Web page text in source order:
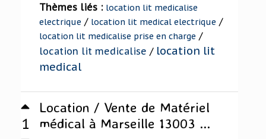
Thèmes liés : location lit medicalise
electrique / location lit medical electrique /
location lit medicalise prise en charge /
location lit medicalise / location lit
medical
1
Location / Vente de Matériel
médical à Marseille 13003 ...